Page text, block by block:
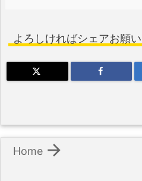
よろしければシェアお願

Home